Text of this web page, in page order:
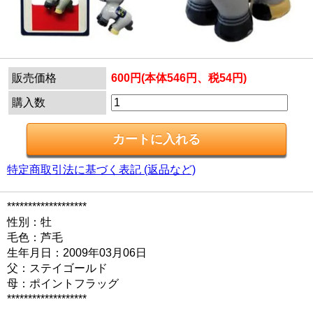
販売価格 600円(本体546円、税54円)
購入数
特定商取引法に基づく表記 (返品など)
*******************
性別：牡
毛色：芦毛
生年月日：2009年03月06日
父：ステイゴールド
母：ポイントフラッグ
*******************